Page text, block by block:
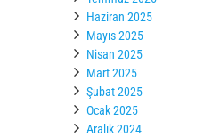
Haziran 2025
Mayıs 2025
Nisan 2025
Mart 2025
Şubat 2025
Ocak 2025
Aralık 2024